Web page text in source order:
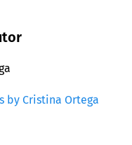
by Cristina Ortega